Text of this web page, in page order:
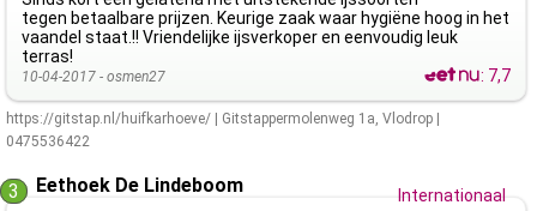
tegen betaalbare prijzen. Keurige zaak waar hygiëne hoog in het
vaandel staat.!! Vriendelijke ijsverkoper en eenvoudig leuk
terras!
10-04-2017 - osmen27 : 7,7
https://gitstap.nl/huifkarhoeve/ Gitstappermolenweg 1a, Vlodrop
0475536422
3 Eethoek De Lindeboom
Internationaal